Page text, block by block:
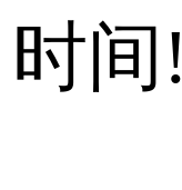
时间!